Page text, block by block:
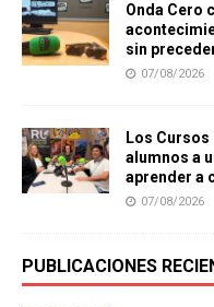
Onda Cero
sin
07/08/2026
Los Cursos
alumnos a
aprender a
07/08/2026
PUBLICACIONES